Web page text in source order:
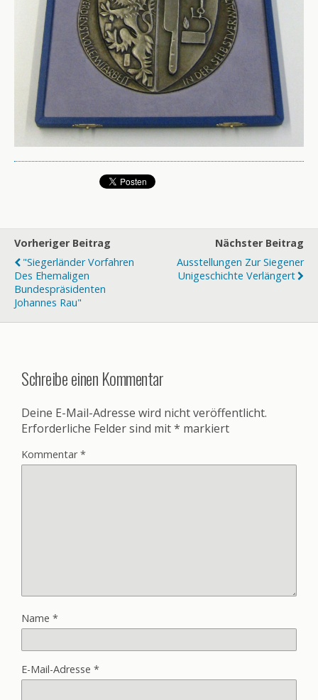
Vorheriger Beitrag
"Siegerländer Vorfahren
Des Ehemaligen
Bundespräsidenten
Johannes Rau"
Nächster Beitrag
Ausstellungen Zur Siegener
Unigeschichte Verlängert
Schreibe einen Kommentar
Deine E-Mail-Adresse wird nicht veröffentlicht.
Erforderliche Felder sind mit* markiert
Kommentar*
Name *
E-Mail-Adresse *